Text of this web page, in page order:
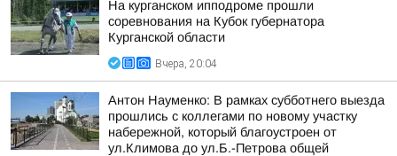
На курганском ипподроме прошли
соревнования на Кубок губернатора
Курганской области
Вчера, 20:04
Антон Науменко: В рамках субботнего выезда
прошлись с коллегами по новому участку
набережной, который благоустроен от
ул.Климова до ул.Б.-Петрова общей